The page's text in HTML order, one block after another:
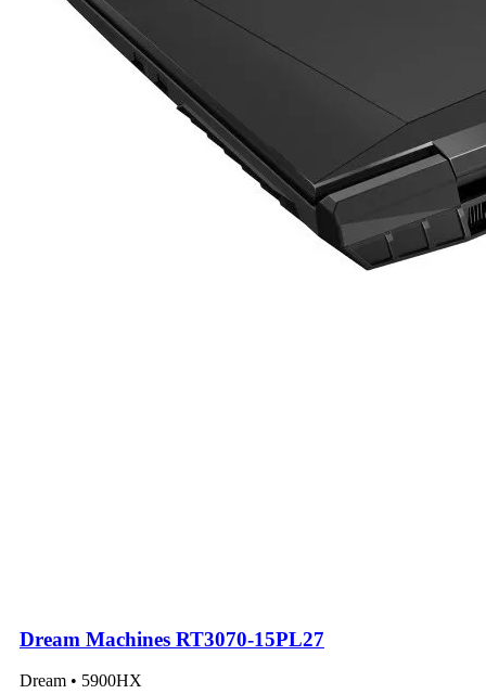
Dream Machines RT3070-15PL27
Dream • 5900HX